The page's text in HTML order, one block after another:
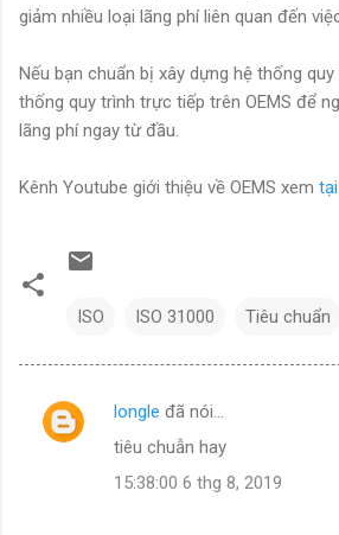
giảm nhiều loại lãng phí liên quan đến
Nếu bạn chuẩn bị xây dựng hệ thống
thống quy trình trực tiếp trên OEMS để
lãng phí ngay từ đầu.
Kênh Youtube giới thiệu về OEMS xem
ISO ISO 31000 Tiêu chuẩn
N
longle đã nói…
tiêu chuẫn hay
15:38:00 6 thg 8, 2019